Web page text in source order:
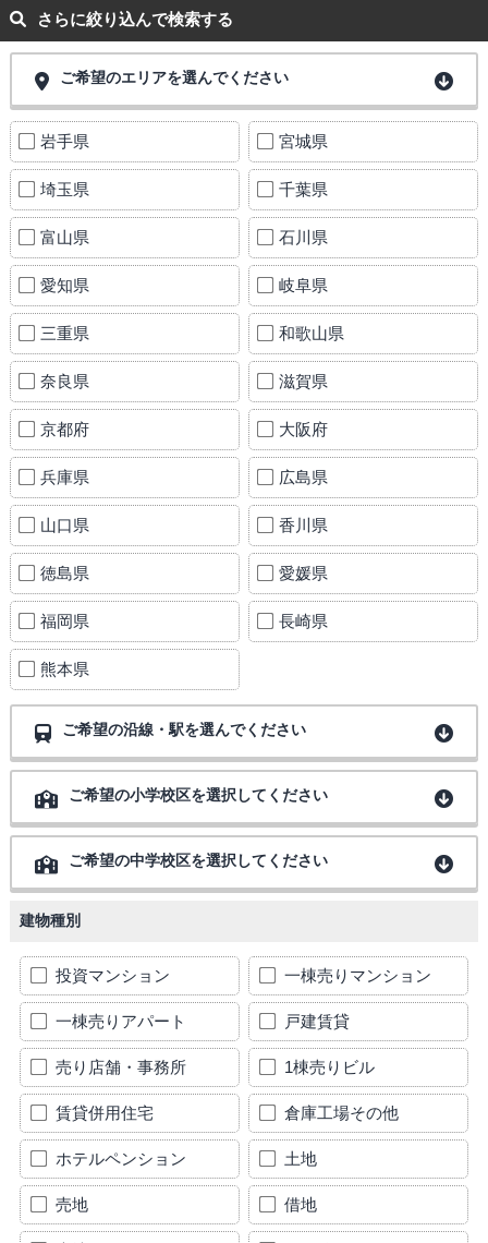
さらに絞り込んで検索する
ご希望のエリアを選んでください
岩手県 宮城県
埼玉県 千葉県
富山県 石川県
愛知県 岐阜県
三重県 和歌山県
奈良県 滋賀県
京都府 大阪府
兵庫県 広島県
山口県 香川県
徳島県 愛媛県
福岡県 長崎県
熊本県
ご希望の沿線・駅を選んでください
ご希望の小学校区を選択してください
ご希望の中学校区を選択してください
建物種別
投資マンション 一棟売りマンション
一棟売りアパート 戸建賃貸
売り店舗・事務所 1棟売りビル
賃貸併用住宅 倉庫工場その他
ホテルペンション 土地
売地 借地